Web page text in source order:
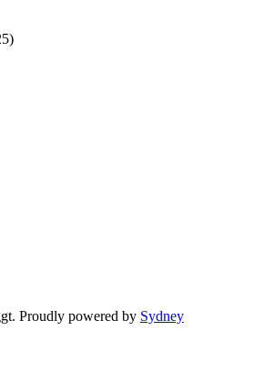
Proudly powered by Sydney